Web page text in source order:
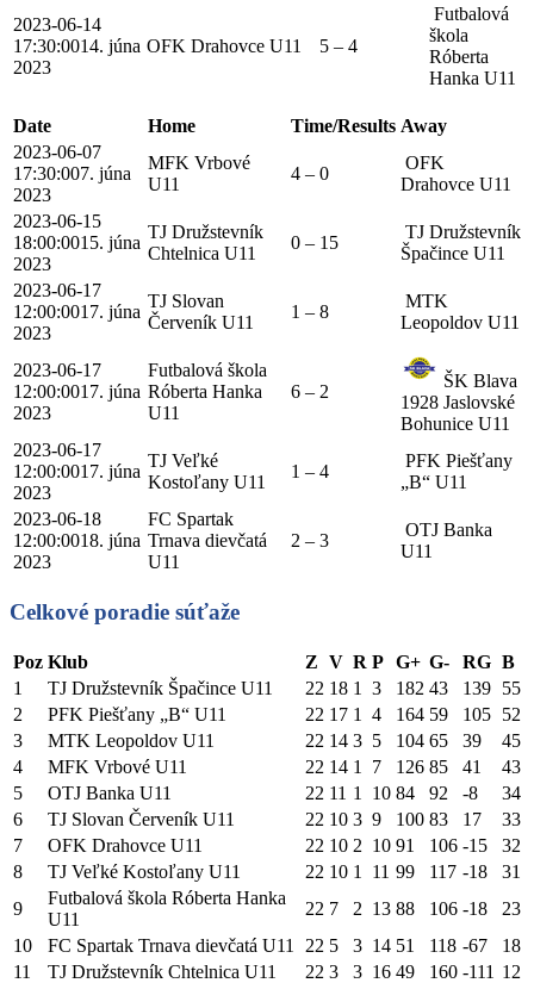
2023-06-14
17:30:0014. júna
2023
OFK Drahovce U11 5 – 4
Futbalová
škola
Róberta
Hanka U11
Date Home Time/Results Away
2023-06-07
17:30:007. júna
2023
MFK Vrbové
U11
4 – 0
OFK
Drahovce U11
2023-06-15
18:00:0015. júna
2023
TJ Družstevník
Chtelnica U11
0 – 15
TJ Družstevník
Špačince U11
2023-06-17
12:00:0017. júna
2023
TJ Slovan
Červeník U11
1 – 8
MTK
Leopoldov U11
2023-06-17
12:00:0017. júna
2023
Futbalová škola
Róberta Hanka
U11
6 – 2
ŠK Blava
1928 Jaslovské
Bohunice U11
2023-06-17
12:00:0017. júna
2023
TJ Veľké
Kostoľany U11
1 – 4
PFK Piešťany
„B“ U11
2023-06-18
12:00:0018. júna
2023
FC Spartak
Trnava dievčatá
U11
2 – 3
OTJ Banka
U11
Celkové poradie súťaže
Poz Klub Z V R P G+ G- RG B
1
TJ Družstevník Špačince U11 22 18 1 3 182 43 139 55
2
PFK Piešťany „B“ U11 22 17 1 4 164 59 105 52
3
MTK Leopoldov U11 22 14 3 5 104 65 39
45
4
MFK Vrbové U11 22 14 1 7 126 85 41
43
5
OTJ Banka U11 22 11 1 10 84 92 -8
34
6
TJ Slovan Červeník U11 22 10 3 9 100 83 17
33
7
OFK Drahovce U11 22 10 2 10 91 106 -15
32
8
TJ Veľké Kostoľany U11 22 10 1 11 99 117 -18
31
9
Futbalová škola Róberta Hanka
U11
22 7 2 13 88 106 -18
23
10
FC Spartak Trnava dievčatá U11 22 5 3 14 51 118 -67
18
11
TJ Družstevník Chtelnica U11 22 3 3 16 49 160 -111 12